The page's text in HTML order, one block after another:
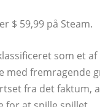
$ 59,99 på Steam.
som et
med fremragende
fra det faktum,